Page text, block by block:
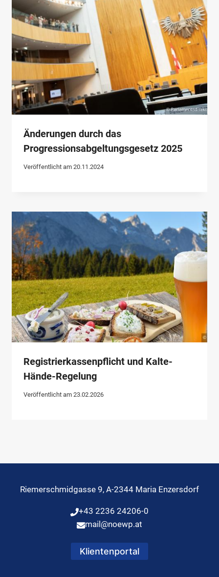
Änderungen durch das
Progressionsabgeltungsgesetz 2025
Veröffentlicht am 20.11.2024
Registrierkassenpflicht und Kalte-
Hände-Regelung
Veröffentlicht am 23.02.2026
Riemerschmidgasse 9, A-2344 Maria Enzersdorf
+43 2236 24206-0
mail@noewp.at
Klientenportal